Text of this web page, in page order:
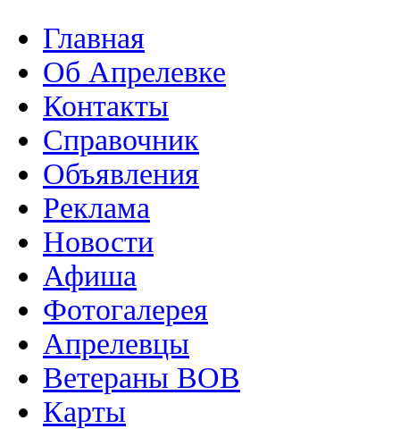
Главная
Об Апрелевке
Контакты
Справочник
Объявления
Реклама
Новости
Афиша
Фотогалерея
Апрелевцы
Ветераны ВОВ
Карты